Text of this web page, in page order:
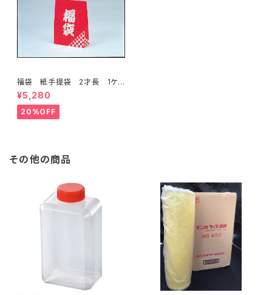
福袋 紙手提袋 2才長 1ケ
ース200枚入り 限定特価品
¥5,280
20%OFF
その他の商品